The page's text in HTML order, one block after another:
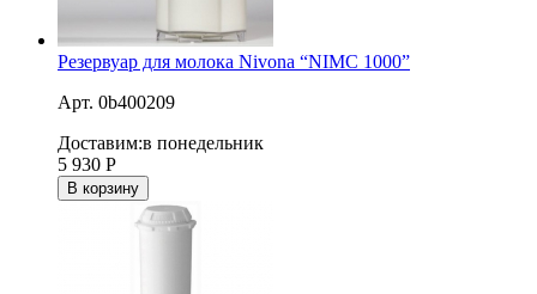
Резервуар для молока Nivona “NIMC 1000”
Арт. 0b400209
Доставим:в понедельник
5 930 Р
В корзину